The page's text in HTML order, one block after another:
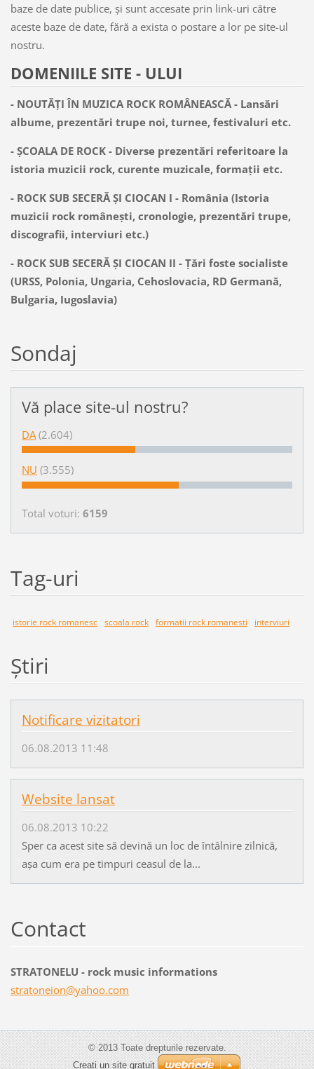
baze de date publice, şi sunt accesate prin link-uri către
aceste baze de date, fără a exista o postare a lor pe site-ul
nostru.
DOMENIILE SITE - ULUI
- NOUTĂŢI ÎN MUZICA ROCK ROMÂNEASCĂ - Lansări
albume, prezentări trupe noi, turnee, festivaluri etc.
- ŞCOALA DE ROCK - Diverse prezentări referitoare la
istoria muzicii rock, curente muzicale, formaţii etc.
- ROCK SUB SECERĂ ŞI CIOCAN I - România (Istoria
muzicii rock româneşti, cronologie, prezentări trupe,
discografii, interviuri etc.)
- ROCK SUB SECERĂ ŞI CIOCAN II - Ţări foste socialiste
(URSS, Polonia, Ungaria, Cehoslovacia, RD Germană,
Bulgaria, Iugoslavia)
Sondaj
Vă place site-ul nostru?
DA (2.604)
NU (3.555)
Total voturi: 6159
Tag-uri
istorie rock romanesc scoala rock formatii rock romanesti interviuri
Ştiri
Notificare vizitatori
06.08.2013 11:48
Website lansat
06.08.2013 10:22
Sper ca acest site să devină un loc de întâlnire zilnică,
aşa cum era pe timpuri ceasul de la...
Contact
STRATONELU - rock music informations
stratoneion@yahoo.com
© 2013 Toate drepturile rezervate.
Creați un site gratuit